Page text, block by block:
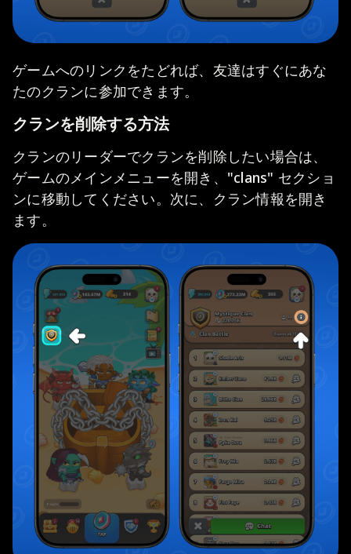
ゲームへのリンクをたどれば、友達はすぐにあな
たのクランに参加できます。
クランを削除する方法
クランのリーダーでクランを削除したい場合は、
ゲームのメインメニューを開き、"clans" セクショ
ンに移動してください。次に、クラン情報を開き
ます。